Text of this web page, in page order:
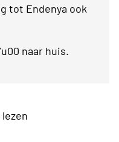
tot Endenya ook
naar huis.